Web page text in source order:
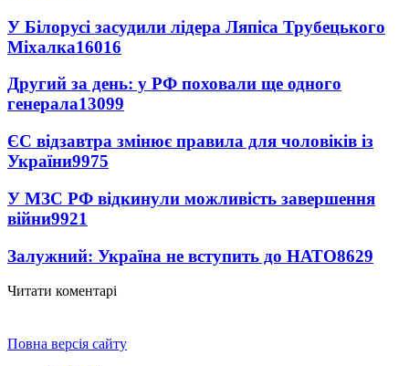
У Білорусі засудили лідера Ляпіса Трубецького
Міхалка16016
Другий за день: у РФ поховали ще одного
генерала13099
ЄС відзавтра змінює правила для чоловіків із
України9975
У МЗС РФ відкинули можливість завершення
війни9921
Залужний: Україна не вступить до НАТО8629
Читати коментарі
Повна версія сайту